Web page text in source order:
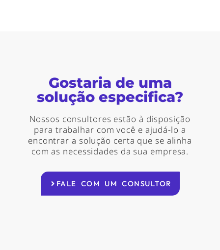
Gostaria de uma
solução especifica?
Nossos consultores estão à disposição
para trabalhar com você e ajudá-lo a
encontrar a solução certa que se alinha
com as necessidades da sua empresa.
FALE COM UM CONSULTOR